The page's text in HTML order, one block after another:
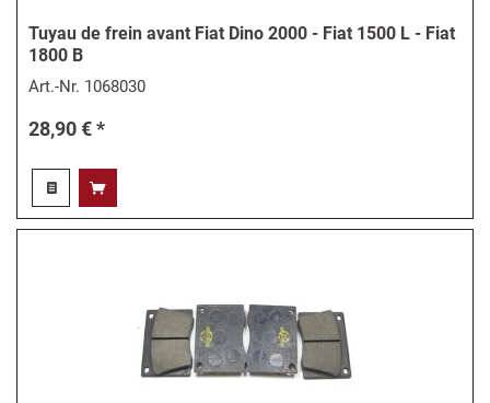
Tuyau de frein avant Fiat Dino 2000 - Fiat 1500 L - Fiat
1800 B
Art.-Nr. 1068030
28,90 € *